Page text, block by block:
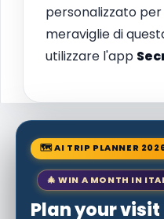
personalizzato
meraviglie di
utilizzare l'app
🗺 AI TRIP PLANNER
🎄 WIN A MONTH IN
Plan your visit